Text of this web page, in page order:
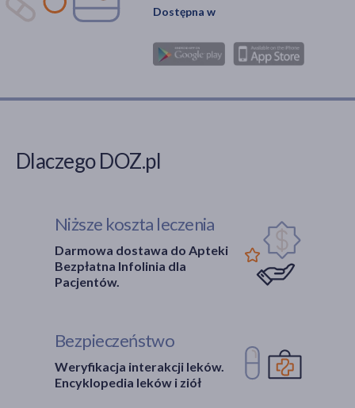
Dostępna w
Dlaczego DOZ.pl
Niższe koszta leczenia
Darmowa dostawa do Apteki
Bezpłatna Infolinia dla
Pacjentów.
Bezpieczeństwo
Weryfikacja interakcji leków.
Encyklopedia leków i ziół